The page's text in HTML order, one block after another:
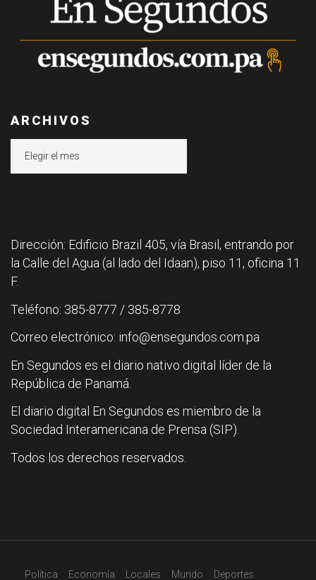
ARCHIVOS
Dirección: Edificio Brazil 405, vía Brasil, entrando por
la Calle del Agua (al lado del Idaan), piso 11, oficina 11
F.
Teléfono: 385-8777 / 385-8778
Correo electrónico: info@ensegundos.com.pa
En Segundos es el diario nativo digital líder de la
República de Panamá.
El diario digital En Segundos es miembro de la
Sociedad Interamericana de Prensa (SIP).
Todos los derechos reservados.
Política Economía Locales Mundo Deportes